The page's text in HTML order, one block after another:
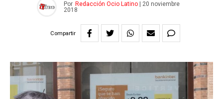
Por Redacción Ocio Latino
20 noviembre
2018
Compartir